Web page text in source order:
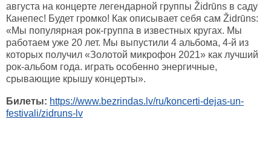
августа на концерте легендарной группы Židrūns в саду
Канепес! Будет громко! Как описывает себя сам Židrūns:
«Мы популярная рок-группа в известных кругах. Мы
работаем уже 20 лет. Мы выпустили 4 альбома, 4-й из
которых получил «Золотой микрофон 2021» как лучший
рок-альбом года. играть особенно энергичные,
срывающие крышу концерты».
Билеты: https://www.bezrindas.lv/ru/koncerti-dejas-un-
festivali/zidruns-lv